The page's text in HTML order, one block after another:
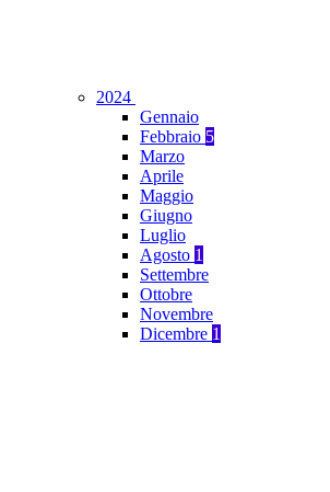
2024
Gennaio
Febbraio 5
Marzo
Aprile
Maggio
Giugno
Luglio
Agosto 1
Settembre
Ottobre
Novembre
Dicembre 1